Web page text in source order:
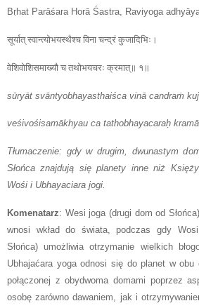
Bṛhat Parāśara Horā Śastra, Raviyoga
सूर्यात्‌ स्वान्त्योभयस्थैश्च विना चन्द्रं कुजादिभिः।
वेशिवोशिसमाख्यौ च तथोभयचरः क्रमात्‌॥ १॥
sūryāt svāntyobhayasthaiśca vinā candraṁ
veśivośisamākhyau ca tathobhayacaraḥ kramāt
Tłumaczenie: gdy w drugim, dwunastym
Słońca znajdują się planety inne niż
Wośi i Ubhayaciara jogi.
Komenatarz: Wesi joga (drugi dom od
wnosi wkład do świata, podczas gdy
Słońca) umożliwia otrzymanie wielkich
Ubhajaćara yoga odnosi się do planet w
połączonej z obydwoma domami poprzez
osobę zarówno dawaniem, jak i